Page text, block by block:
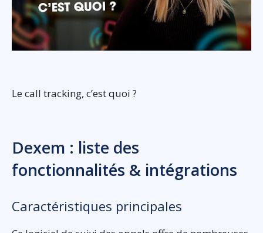
Le call tracking, c’est quoi ?
Dexem : liste des
fonctionnalités & intégrations
Caractéristiques principales